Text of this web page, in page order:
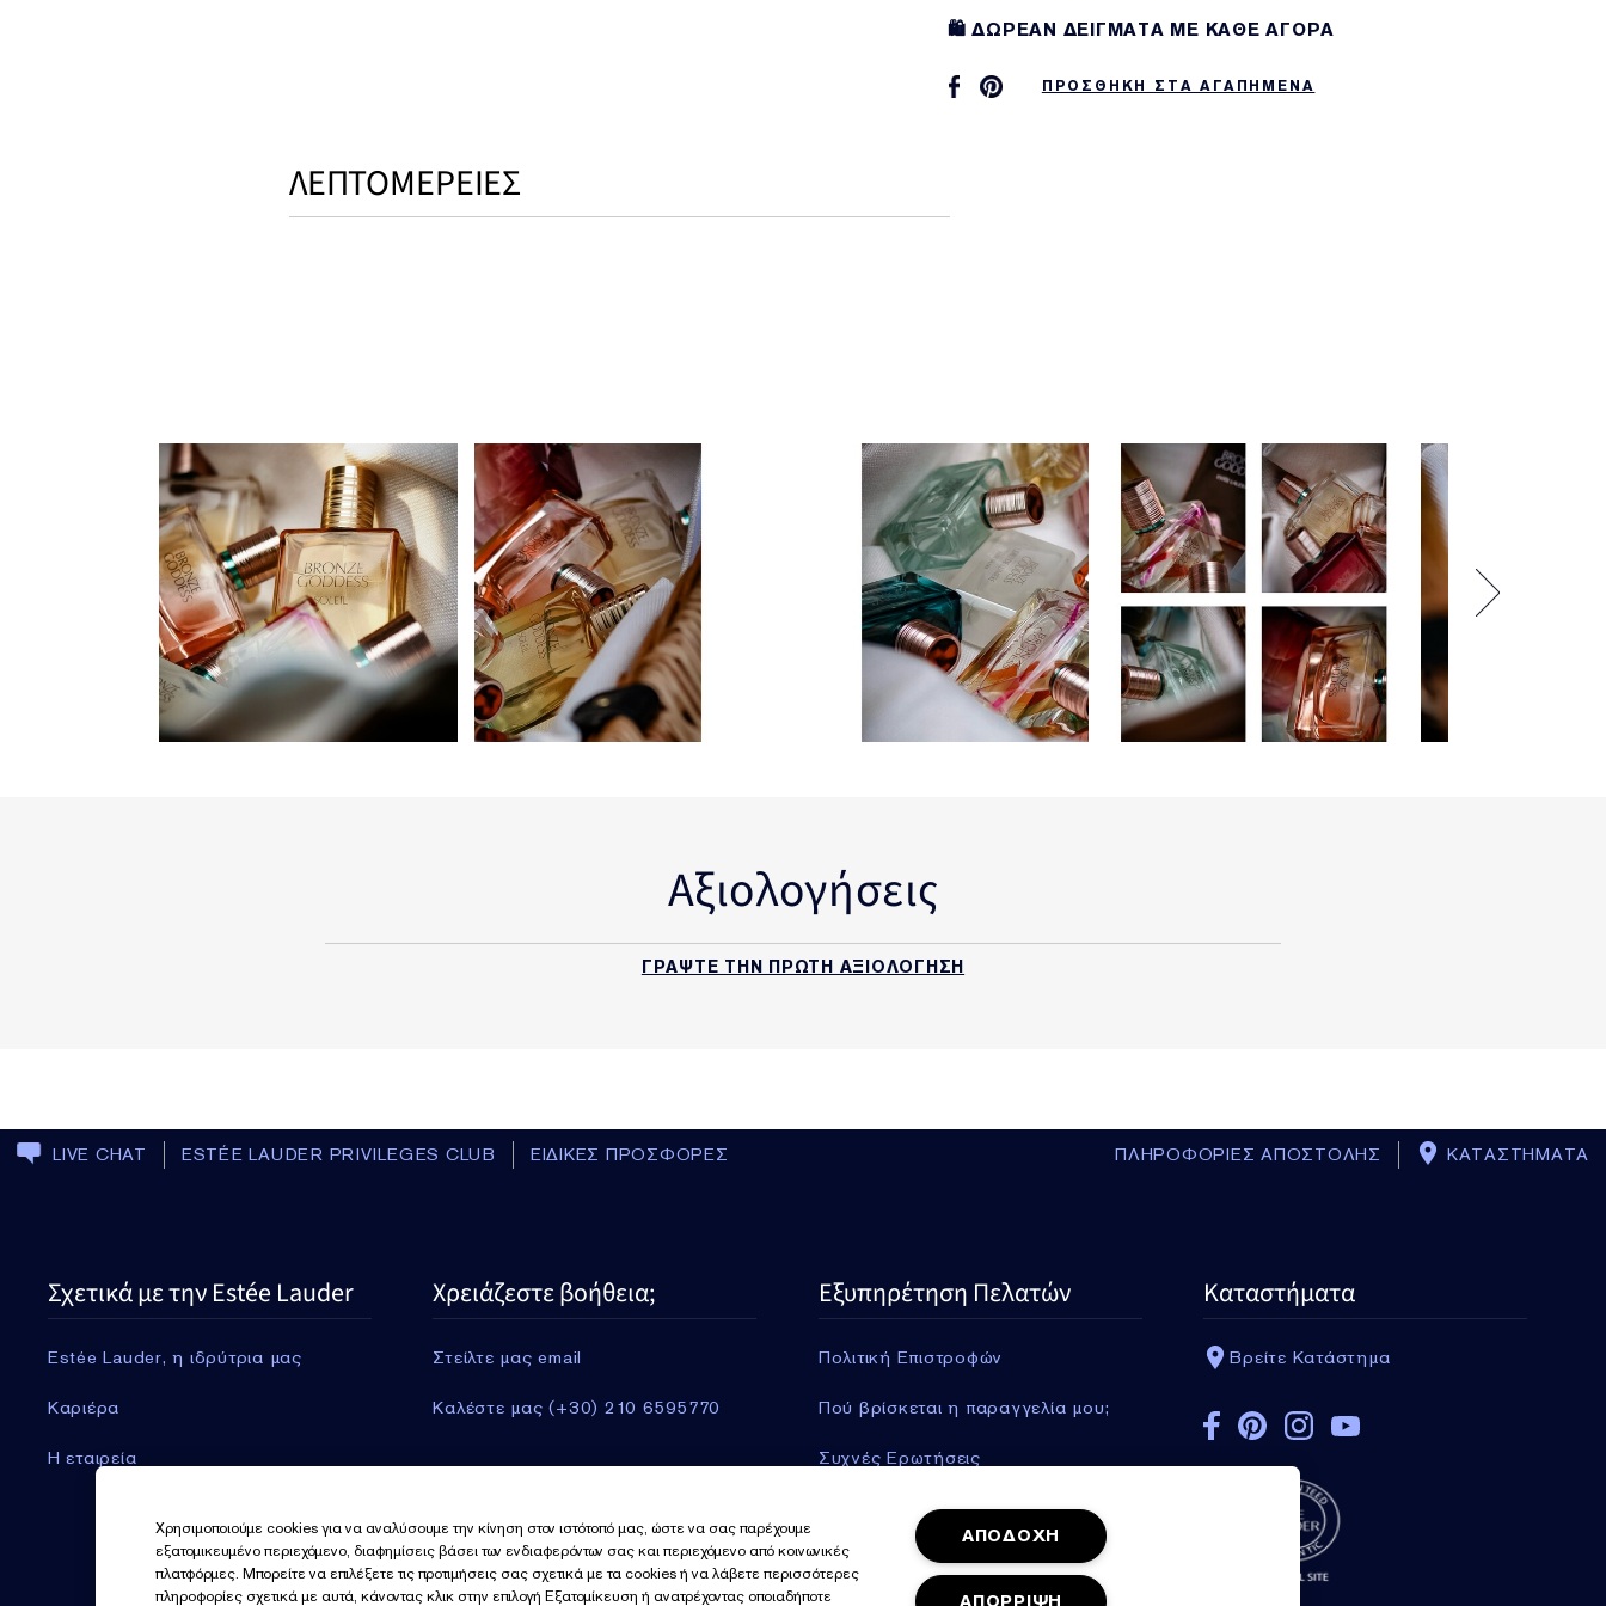
🛍️ ΔΩΡΕΑΝ ΔΕΙΓΜΑΤΑ ΜΕ ΚΑΘΕ ΑΓΟΡΑ
ΠΡΟΣΘΗΚΗ ΣΤΑ ΑΓΑΠΗΜΕΝΑ
ΛΕΠΤΟΜΕΡΕΙΕΣ
Αξιολογήσεις
ΓΡΑΨΤΕ ΤΗΝ ΠΡΩΤΗ ΑΞΙΟΛΟΓΗΣΗ
LIVE CHAT ESTÉE LAUDER PRIVILEGES CLUB ΕΙΔΙΚΕΣ ΠΡΟΣΦΟΡΕΣ ΠΛΗΡΟΦΟΡΙΕΣ ΑΠΟΣΤΟΛΗΣ ΚΑΤΑΣΤΗΜΑΤΑ
Σχετικά με την Estée Lauder
Estée Lauder, η ιδρύτρια μας
Καριέρα
Η εταιρεία
Χρειάζεστε βοήθεια;
Στείλτε μας email
Καλέστε μας (+30) 210 6595770
Εξυπηρέτηση Πελατών
Πολιτική Επιστροφών
Πού βρίσκεται η παραγγελία μου;
Συχνές Ερωτήσεις
Πληροφορίες Αποστολής
Περισσότερα
Καταστήματα
Βρείτε Κατάστημα
Χρησιμοποιούμε cookies για να αναλύσουμε την κίνηση στον ιστότοπό μας, ώστε να σας παρέχουμε
εξατομικευμένο περιεχόμενο, διαφημίσεις βάσει των ενδιαφερόντων σας και περιεχόμενο από κοινωνικές
πλατφόρμες. Μπορείτε να επιλέξετε τις προτιμήσεις σας σχετικά με τα cookies ή να λάβετε περισσότερες
πληροφορίες σχετικά με αυτά, κάνοντας κλικ στην επιλογή Εξατομίκευση ή ανατρέχοντας οποιαδήποτε
ΑΠΟΔΟΧΗ
ΑΠΟΡΡΙΨΗ